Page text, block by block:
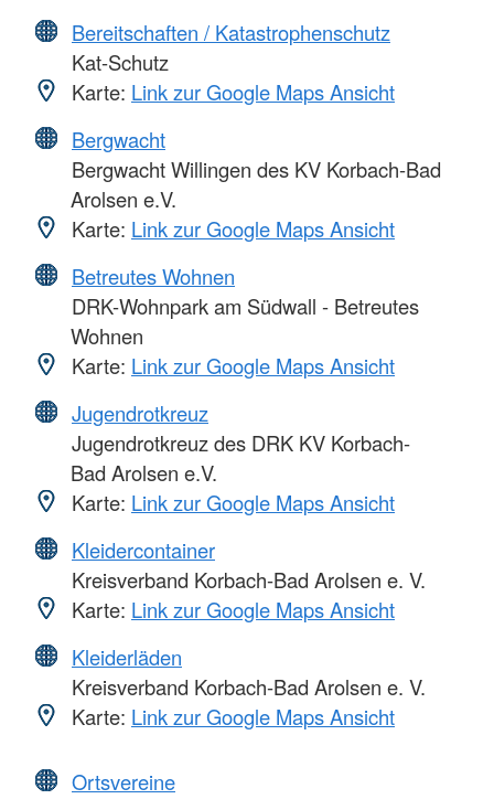
Bereitschaften / Katastrophenschutz
Kat-Schutz
Karte: Link zur Google Maps Ansicht
Bergwacht
Bergwacht Willingen des KV Korbach-Bad
Arolsen e.V.
Karte: Link zur Google Maps Ansicht
Betreutes Wohnen
DRK-Wohnpark am Südwall - Betreutes
Wohnen
Karte: Link zur Google Maps Ansicht
Jugendrotkreuz
Jugendrotkreuz des DRK KV Korbach-
Bad Arolsen e.V.
Karte: Link zur Google Maps Ansicht
Kleidercontainer
Kreisverband Korbach-Bad Arolsen e. V.
Karte: Link zur Google Maps Ansicht
Kleiderläden
Kreisverband Korbach-Bad Arolsen e. V.
Karte: Link zur Google Maps Ansicht
Ortsvereine